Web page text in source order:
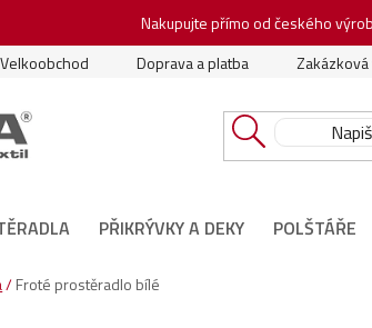
Nakupujte přímo od českého
Velkoobchod Doprava a platba
PŘIKRÝVKY A DEKY POLŠTÁŘE
/Froté prostěradlo bílé